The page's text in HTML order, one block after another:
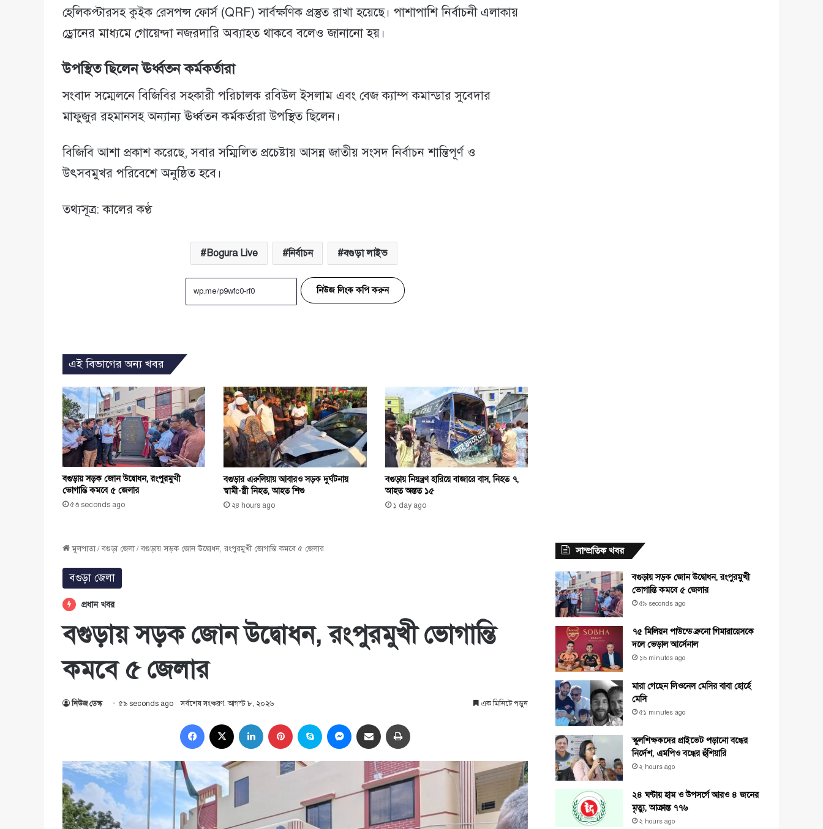
হেলিকপ্টারসহ কুইক রেসপন্স ফোর্স (QRF) সার্বক্ষণিক প্রস্তুত রাখা হয়েছে। পাশাপাশি নির্বাচনী এলাকায়
ড্রোনের মাধ্যমে গোয়েন্দা নজরদারি অব্যাহত থাকবে বলেও জানানো হয়।
উপস্থিত ছিলেন ঊর্ধ্বতন কর্মকর্তারা
সংবাদ সম্মেলনে বিজিবির সহকারী পরিচালক রবিউল ইসলাম এবং বেজ ক্যাম্প কমান্ডার সুবেদার
মাফুজুর রহমানসহ অন্যান্য ঊর্ধ্বতন কর্মকর্তারা উপস্থিত ছিলেন।
বিজিবি আশা প্রকাশ করেছে, সবার সম্মিলিত প্রচেষ্টায় আসন্ন জাতীয় সংসদ নির্বাচন শান্তিপূর্ণ ও
উৎসবমুখর পরিবেশে অনুষ্ঠিত হবে।
তথ্যসূত্র: কালের কণ্ঠ
Bogura Live নির্বাচন বগুড়া লাইভ
নিউজ লিংক কপি করুন
এই বিভাগের অন্য খবর
বগুড়ায় সড়ক জোন উদ্বোধন, রংপুরমুখী
ভোগান্তি কমবে ৫ জেলার
৫৩ seconds ago
বগুড়ার এরুলিয়ায় আবারও সড়ক দুর্ঘটনায়
স্বামী-স্ত্রী নিহত, আহত শিশু
২৪ hours ago
বগুড়ায় নিয়ন্ত্রণ হারিয়ে বাজারে বাস, নিহত ৭,
আহত অন্তত ১৫
১ day ago